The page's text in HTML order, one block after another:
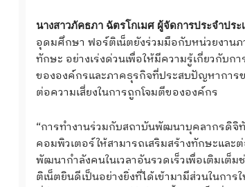
นางสาวภัคธภา ฉัตรโกเมศ ผู้จัดการประจำปร
อุดมศึกษา ฟอร์ติเน็ตยังร่วมมือกับหน่วยงาน
ทักษะ อย่างเร่งด่วนเพื่อให้มีความรู้เกี่ยวกับ
ขององค์กรและภาคธุรกิจที่ประสบปัญหาการ
ต่อความเสี่ยงในการถูกโจมตีขององค์กร
“การทำงานร่วมกับสถาบันพัฒนาบุคลากรดิ
คอมพิวเตอร์ให้สามารถเสริมสร้างทักษะแล
พัฒนากำลังคนในเวลาอันรวดเร็วเพื่อเติมเต็
ติเน็ตยินดีเป็นอย่างยิ่งที่ได้เข้ามามีส่วนในก